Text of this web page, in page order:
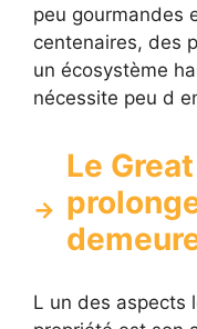
peu gourmandes
centenaires, des
un écosystème
nécessite peu d
Le
L un des aspects